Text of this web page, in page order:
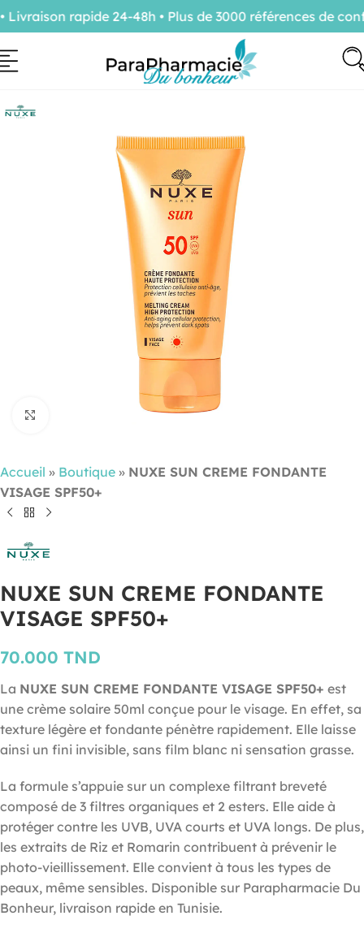
Cliquez pour agrandir
Accueil » Boutique » NUXE SUN CREME FONDANTE
VISAGE SPF50+
NUXE SUN CREME FONDANTE
VISAGE SPF50+
70.000 TND
La NUXE SUN CREME FONDANTE VISAGE SPF50+ est
une crème solaire 50ml conçue pour le visage. En effet, sa
texture légère et fondante pénètre rapidement. Elle laisse
ainsi un fini invisible, sans film blanc ni sensation grasse.
La formule s’appuie sur un complexe filtrant breveté
composé de 3 filtres organiques et 2 esters. Elle aide à
protéger contre les UVB, UVA courts et UVA longs. De plus,
les extraits de Riz et Romarin contribuent à prévenir le
photo-vieillissement. Elle convient à tous les types de
peaux, même sensibles. Disponible sur Parapharmacie Du
Bonheur, livraison rapide en Tunisie.
rapide 24-48h • Plus de 3000 références de